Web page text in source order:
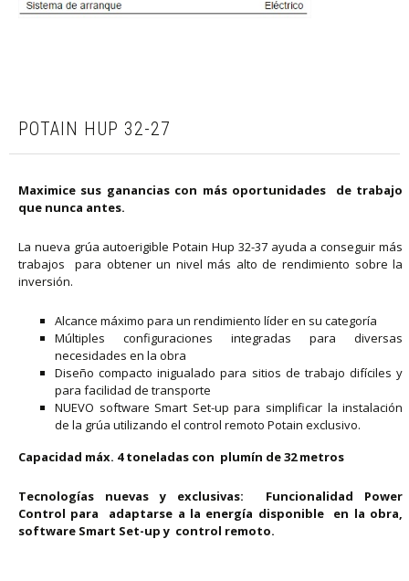
POTAIN HUP 32-27
Maximice sus ganancias con más oportunidades de trabajo
que nunca antes.
La nueva grúa autoerigible Potain Hup 32-37 ayuda a conseguir más
trabajos para obtener un nivel más alto de rendimiento sobre la
inversión.
Alcance máximo para un rendimiento líder en su categoría
Múltiples configuraciones integradas para diversas
necesidades en la obra
Diseño compacto inigualado para sitios de trabajo difíciles y
para facilidad de transporte
NUEVO software Smart Set-up para simplificar la instalación
de la grúa utilizando el control remoto Potain exclusivo.
Capacidad máx. 4 toneladas con plumín de32metros
Tecnologías nuevasy exclusivas: Funcionalidad Power
Control para adaptarse a la energía disponible en la obra,
software Smart Set-up y control remoto.